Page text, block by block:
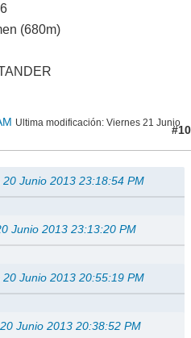
(680m)
Ultima modificación: Viernes 21 Junio
#10
Junio 2013 23:18:54 PM
Junio 2013 23:13:20 PM
Junio 2013 20:55:19 PM
Junio 2013 20:38:52 PM